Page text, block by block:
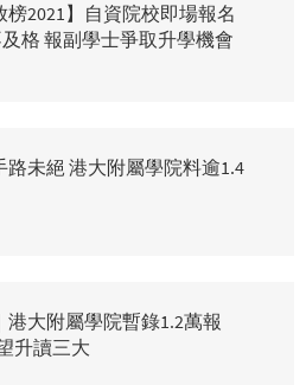
榜2021】自資院校即場報名
格 報副學士爭取升學機會
路未絕 港大附屬學院料逾1.4
港大附屬學院暫錄1.2萬報
升讀三大